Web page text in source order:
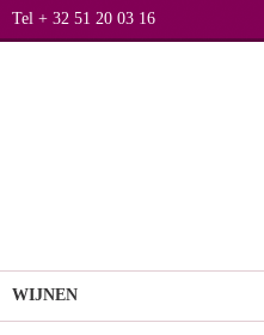
Tel + 32 51 20 03 16
WIJNEN